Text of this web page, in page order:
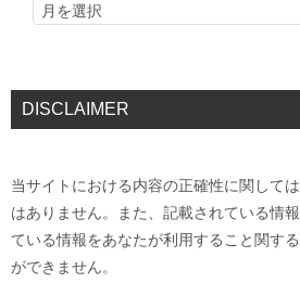
DISCLAIMER
当サイトにおける内容の正確性に関して
はありません。また、記載されている情
ている情報をあなたが利用すること関す
ができません。